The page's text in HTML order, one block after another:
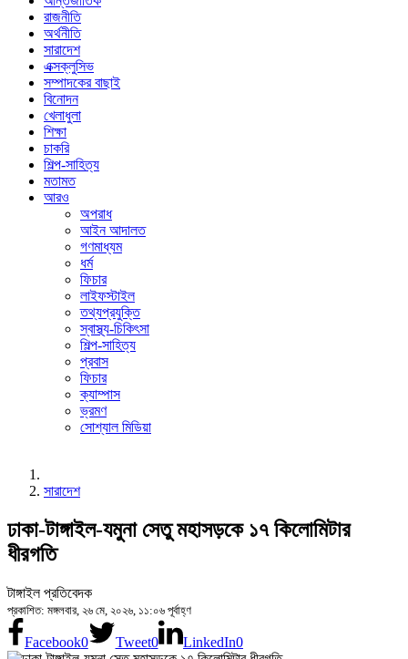
রাজনীতি
অর্থনীতি
সারাদেশ
এক্সক্লুসিভ
সম্পাদকের বাছাই
বিনোদন
খেলাধুলা
শিক্ষা
চাকরি
শিল্প-সাহিত্য
মতামত
আরও
অপরাধ
আইন আদালত
গণমাধ্যম
ধর্ম
ফিচার
লাইফস্টাইল
তথ্যপ্রযুক্তি
স্বাস্থ্য-চিকিৎসা
শিল্প-সাহিত্য
প্রবাস
ফিচার
ক্যাম্পাস
ভ্রমণ
সোশ্যাল মিডিয়া
সারাদেশ
ঢাকা-টাঙ্গাইল-যমুনা সেতু মহাসড়কে ১৭ কিলোমিটার
ধীরগতি
টাঙ্গাইল প্রতিবেদক
প্রকাশিত: মঙ্গলবার, ২৬ মে, ২০২৬, ১১:০৬ পূর্বাহ্ণ
Facebook0 Tweet0 LinkedIn0